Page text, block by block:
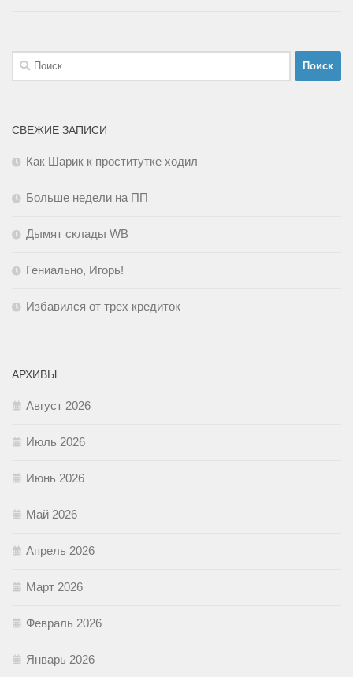
Найти:
СВЕЖИЕ ЗАПИСИ
Как Шарик к проститутке ходил
Больше недели на ПП
Дымят склады WB
Гениально, Игорь!
Избавился от трех кредиток
АРХИВЫ
Август 2026
Июль 2026
Июнь 2026
Май 2026
Апрель 2026
Март 2026
Февраль 2026
Январь 2026